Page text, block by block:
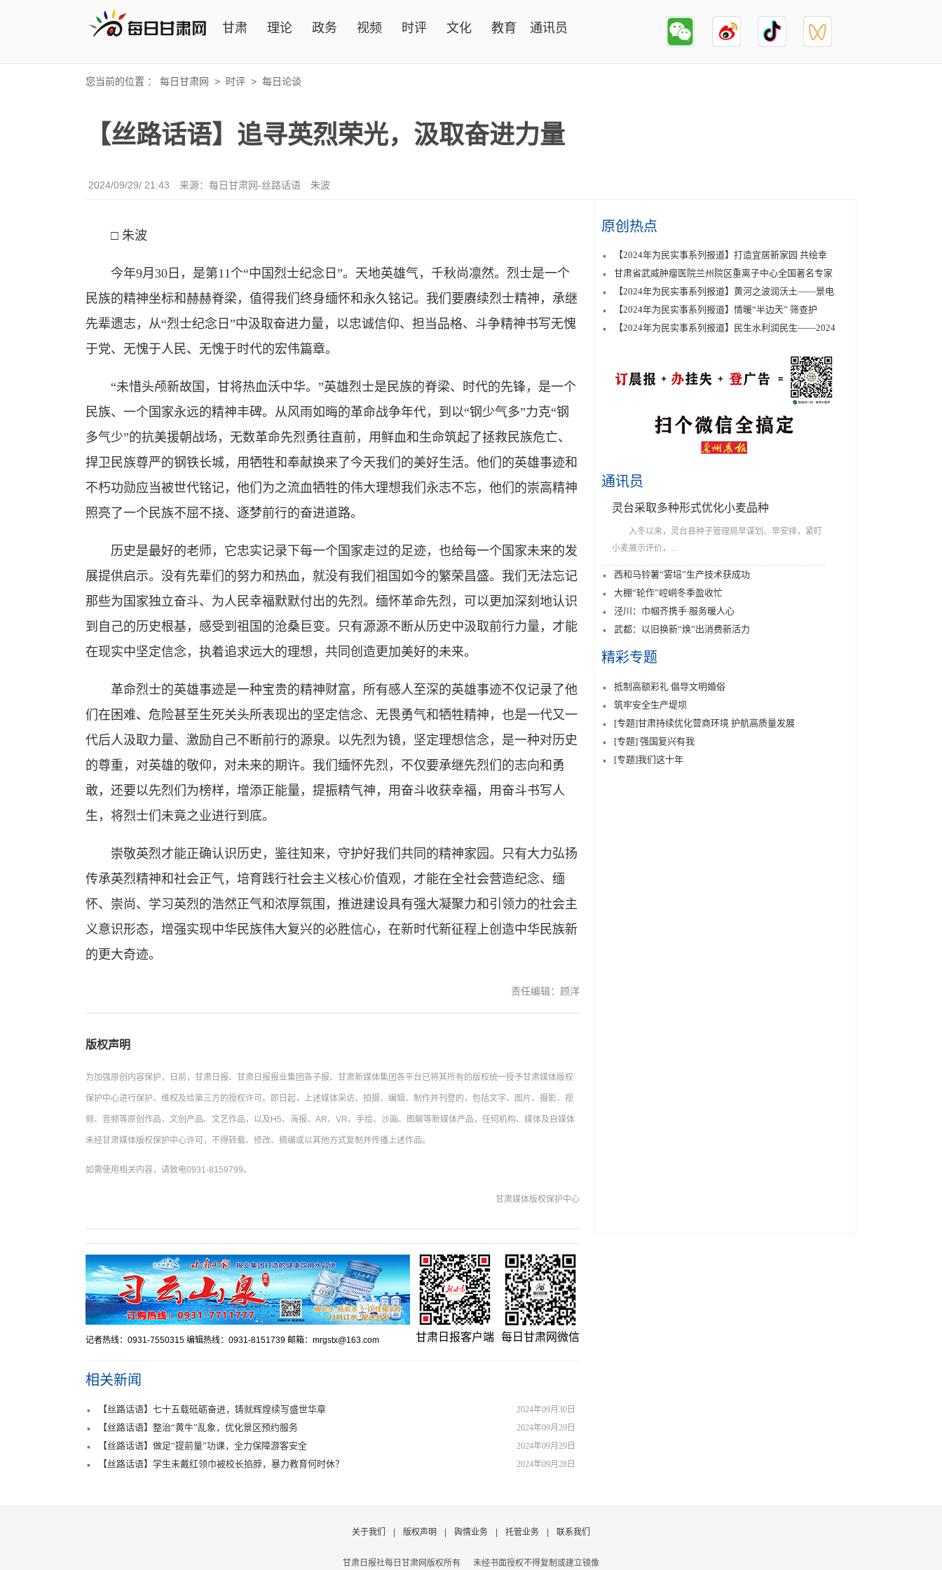
甘肃 理论 政务 视频 时评 文化 教育 通讯员
您当前的位置 ： 每日甘肃网 > 时评 > 每日论谈
【丝路话语】追寻英烈荣光，汲取奋进力量
2024/09/29/ 21:43 来源： 每日甘肃网-丝路话语 朱波
□ 朱波
今年9月30日，是第11个“中国烈士纪念日”。天地英雄气，千秋尚凛然。烈士是一个
民族的精神坐标和赫赫脊梁，值得我们终身缅怀和永久铭记。我们要赓续烈士精神，承继
先辈遗志，从“烈士纪念日”中汲取奋进力量，以忠诚信仰、担当品格、斗争精神书写无愧
于党、无愧于人民、无愧于时代的宏伟篇章。
“未惜头颅新故国，甘将热血沃中华。”英雄烈士是民族的脊梁、时代的先锋，是一个
民族、一个国家永远的精神丰碑。从风雨如晦的革命战争年代，到以“钢少气多”力克“钢
多气少”的抗美援朝战场，无数革命先烈勇往直前，用鲜血和生命筑起了拯救民族危亡、
捍卫民族尊严的钢铁长城，用牺牲和奉献换来了今天我们的美好生活。他们的英雄事迹和
不朽功勋应当被世代铭记，他们为之流血牺牲的伟大理想我们永志不忘，他们的崇高精神
照亮了一个民族不屈不挠、逐梦前行的奋进道路。
历史是最好的老师，它忠实记录下每一个国家走过的足迹，也给每一个国家未来的发
展提供启示。没有先辈们的努力和热血，就没有我们祖国如今的繁荣昌盛。我们无法忘记
那些为国家独立奋斗、为人民幸福默默付出的先烈。缅怀革命先烈，可以更加深刻地认识
到自己的历史根基，感受到祖国的沧桑巨变。只有源源不断从历史中汲取前行力量，才能
在现实中坚定信念，执着追求远大的理想，共同创造更加美好的未来。
革命烈士的英雄事迹是一种宝贵的精神财富，所有感人至深的英雄事迹不仅记录了他
们在困难、危险甚至生死关头所表现出的坚定信念、无畏勇气和牺牲精神，也是一代又一
代后人汲取力量、激励自己不断前行的源泉。以先烈为镜，坚定理想信念，是一种对历史
的尊重，对英雄的敬仰，对未来的期许。我们缅怀先烈，不仅要承继先烈们的志向和勇
敢，还要以先烈们为榜样，增添正能量，提振精气神，用奋斗收获幸福，用奋斗书写人
生，将烈士们未竟之业进行到底。
崇敬英烈才能正确认识历史，鉴往知来，守护好我们共同的精神家园。只有大力弘扬
传承英烈精神和社会正气，培育践行社会主义核心价值观，才能在全社会营造纪念、缅
怀、崇尚、学习英烈的浩然正气和浓厚氛围，推进建设具有强大凝聚力和引领力的社会主
义意识形态，增强实现中华民族伟大复兴的必胜信心，在新时代新征程上创造中华民族新
的更大奇迹。
责任编辑：顾洋
版权声明
为加强原创内容保护，日前，甘肃日报、甘肃日报报业集团各子报、甘肃新媒体集团各平台已将其所有的版权统一授予甘肃媒体版权
保护中心进行保护、维权及给第三方的授权许可。即日起，上述媒体采访、拍摄、编辑、制作并刊登的，包括文字、图片、摄影、视
频、音频等原创作品，文创产品、文艺作品，以及H5、海报、AR、VR、手绘、沙画、图解等新媒体产品，任何机构、媒体及自媒体
未经甘肃媒体版权保护中心许可，不得转载、修改、摘编或以其他方式复制并传播上述作品。
如需使用相关内容，请致电0931-8159799。
甘肃媒体版权保护中心
记者热线：0931-7550315 编辑热线：0931-8151739 邮箱：mrgstx@163.com 甘肃日报客户端 每日甘肃网微信
相关新闻
2024年09月30日
【丝路话语】七十五载砥砺奋进，铸就辉煌续写盛世华章
2024年09月29日
【丝路话语】整治“黄牛”乱象，优化景区预约服务
2024年09月29日
【丝路话语】做足“提前量”功课，全力保障游客安全
2024年09月28日
【丝路话语】学生未戴红领巾被校长掐脖，暴力教育何时休？
原创热点
【2024年为民实事系列报道】打造宜居新家园 共绘幸
甘肃省武威肿瘤医院兰州院区重离子中心全国著名专家
【2024年为民实事系列报道】黄河之波润沃土——景电
【2024年为民实事系列报道】情暖“半边天” 筛查护
【2024年为民实事系列报道】民生水利润民生——2024
通讯员
灵台采取多种形式优化小麦品种
入冬以来，灵台县种子管理局早谋划、早安排，紧盯
小麦展示评价，...
西和马铃薯“雾培”生产技术获成功
大棚“轮作”崆峒冬季盈收忙
泾川：巾帼齐携手 服务暖人心
武都：以旧换新“焕”出消费新活力
精彩专题
抵制高额彩礼 倡导文明婚俗
筑牢安全生产堤坝
[专题]甘肃持续优化营商环境 护航高质量发展
[专题] 强国复兴有我
[专题]我们这十年
关于我们 版权声明 舆情业务 托管业务 联系我们
甘肃日报社每日甘肃网版权所有 未经书面授权不得复制或建立镜像